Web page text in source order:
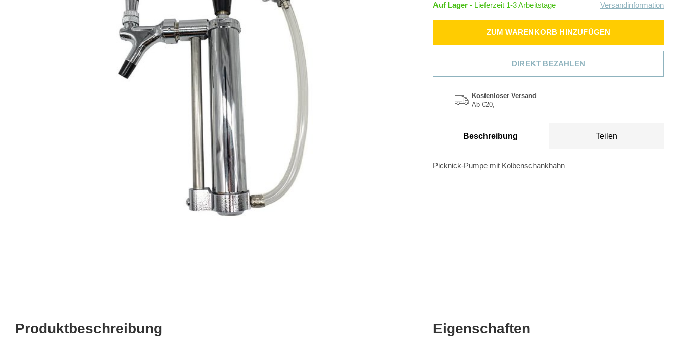
Auf Lager - Lieferzeit 1-3 Arbeitstage Versandinformation
ZUM WARENKORB HINZUFÜGEN
DIREKT BEZAHLEN
Kostenloser Versand
Ab €20,-
Beschreibung Teilen
Picknick-Pumpe mit Kolbenschankhahn
Produktbeschreibung Eigenschaften